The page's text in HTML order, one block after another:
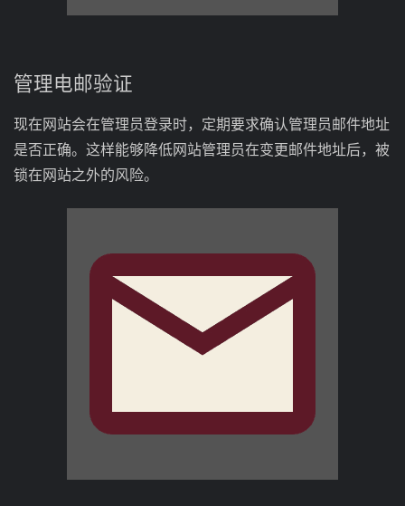
管理电邮验证
现在网站会在管理员登录时，定期要求确认管理员邮件地址
是否正确。这样能够降低网站管理员在变更邮件地址后，被
锁在网站之外的风险。